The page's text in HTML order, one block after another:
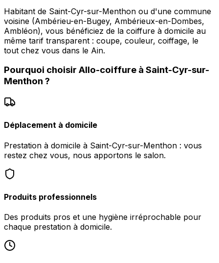
Habitant de Saint-Cyr-sur-Menthon ou d'une commune
voisine (Ambérieu-en-Bugey, Ambérieux-en-Dombes,
Ambléon), vous bénéficiez de la coiffure à domicile au
même tarif transparent : coupe, couleur, coiffage, le
tout chez vous dans le Ain.
Pourquoi choisir Allo-coiffure à Saint-Cyr-sur-
Menthon ?
Déplacement à domicile
Prestation à domicile à Saint-Cyr-sur-Menthon : vous
restez chez vous, nous apportons le salon.
Produits professionnels
Des produits pros et une hygiène irréprochable pour
chaque prestation à domicile.